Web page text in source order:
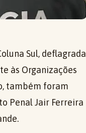
Sul, deflagrada
às Organizações
também foram
Penal Jair Ferreira